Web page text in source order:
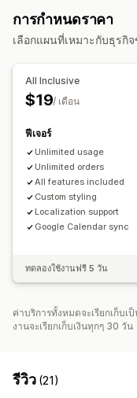
เวลาเตรียมตัว
ช่วงเวลา
การกำหนดราคา
เลือกแผนที่เหมาะกับธุรกิ
All Inclusive
$19/ เดือน
ฟีเจอร์
Unlimited usage
Unlimited orders
All features included
Custom styling
Localization support
Google Calendar sync
ทดลองใช้งานฟรี 5 วัน
ค่าบริการทั้งหมดจะเรียกเก็บ
งานจะเรียกเก็บเงินทุกๆ 30 วัน
รีวิว (21)